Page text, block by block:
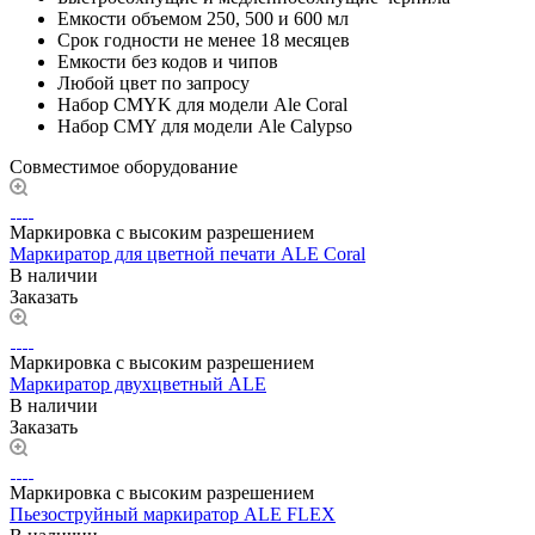
Емкости объемом 250, 500 и 600 мл
Срок годности не менее 18 месяцев
Емкости без кодов и чипов
Любой цвет по запросу
Набор CMYK для модели Ale Coral
Набор CMY для модели Ale Calypso
Совместимое оборудование
Маркировка с высоким разрешением
Маркиратор для цветной печати ALE Coral
В наличии
Заказать
Маркировка с высоким разрешением
Маркиратор двухцветный ALE
В наличии
Заказать
Маркировка с высоким разрешением
Пьезоструйный маркиратор ALE FLEX